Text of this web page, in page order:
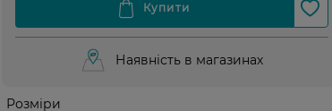
Наявність в магазинах
Розміри